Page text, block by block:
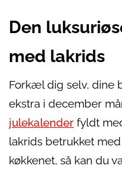
Den
med lakrids
Forkæl dig selv, dine
ekstra i december
julekalender fyldt
lakrids betrukket
køkkenet, så kan du